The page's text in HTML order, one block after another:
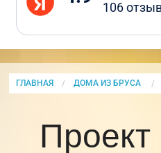
106
ГЛАВНАЯ ДОМА ИЗ БРУСА